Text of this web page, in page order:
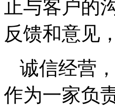
止与客户的
反馈和意见
诚信经营
作为一家负